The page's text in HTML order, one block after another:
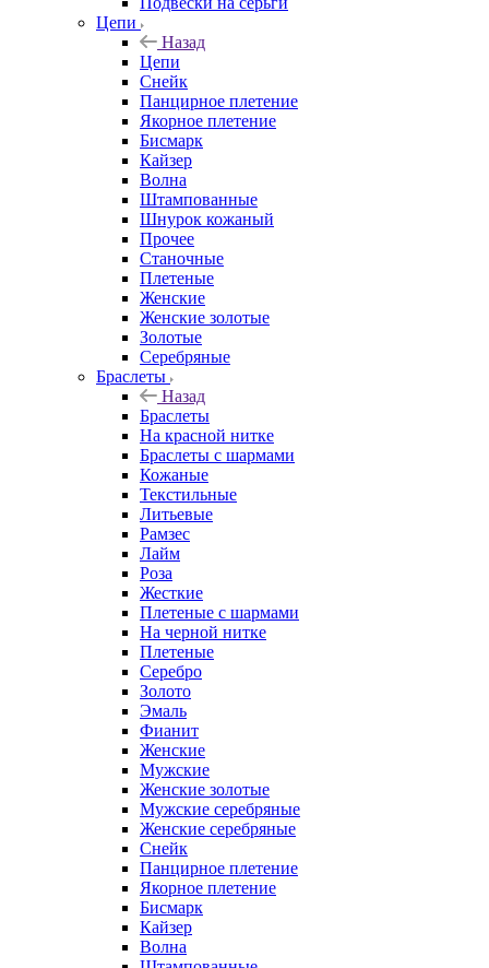
Цепи
Назад
Цепи
Снейк
Панцирное плетение
Якорное плетение
Бисмарк
Кайзер
Волна
Штампованные
Шнурок кожаный
Прочее
Станочные
Плетеные
Женские
Женские золотые
Золотые
Серебряные
Браслеты
Назад
Браслеты
На красной нитке
Браслеты с шармами
Кожаные
Текстильные
Литьевые
Рамзес
Лайм
Роза
Жесткие
Плетеные с шармами
На черной нитке
Плетеные
Серебро
Золото
Эмаль
Фианит
Женские
Мужские
Женские золотые
Мужские серебряные
Женские серебряные
Снейк
Панцирное плетение
Якорное плетение
Бисмарк
Кайзер
Волна